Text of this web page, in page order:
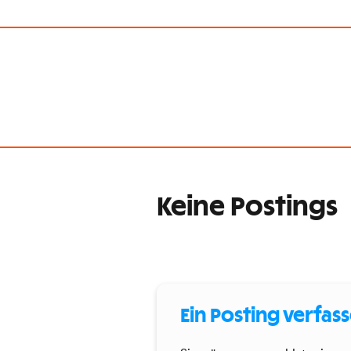
Keine Postings
Ein Posting